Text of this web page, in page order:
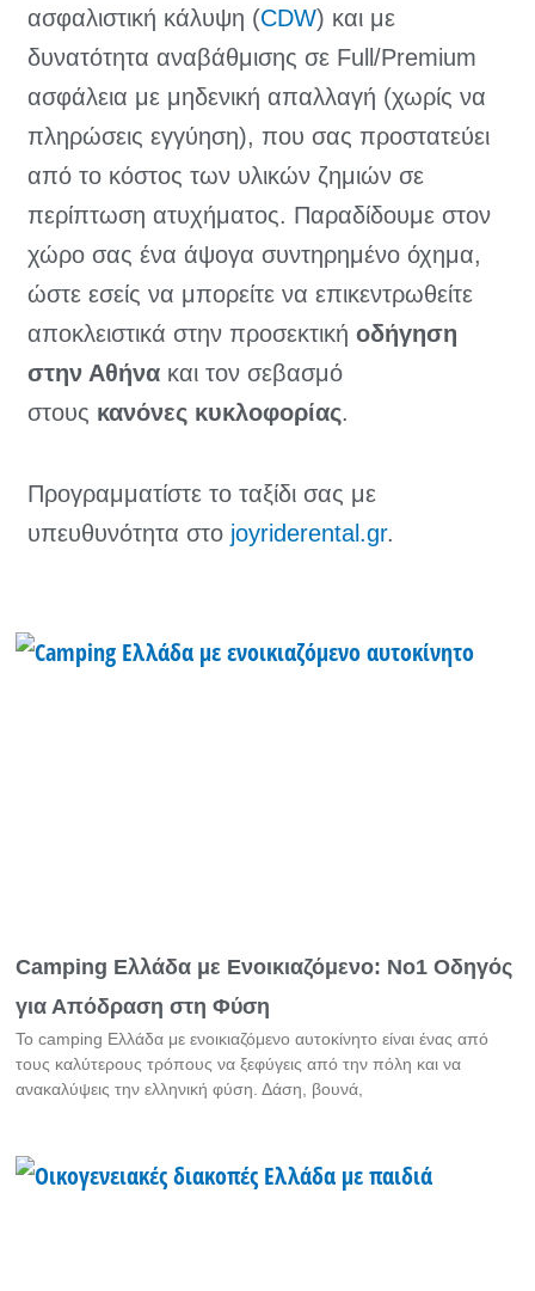
ασφαλιστική κάλυψη (CDW) και με
δυνατότητα αναβάθμισης σε Full/Premium
ασφάλεια με μηδενική απαλλαγή (χωρίς να
πληρώσεις εγγύηση), που σας προστατεύει
από το κόστος των υλικών ζημιών σε
περίπτωση ατυχήματος. Παραδίδουμε στον
χώρο σας ένα άψογα συντηρημένο όχημα,
ώστε εσείς να μπορείτε να επικεντρωθείτε
αποκλειστικά στην προσεκτική οδήγηση
στην Αθήνα και τον σεβασμό
στους κανόνες κυκλοφορίας.
Προγραμματίστε το ταξίδι σας με
υπευθυνότητα στο joyriderental.gr.
Camping Ελλάδα με Ενοικιαζόμενο: Νο1 Οδηγός
για Απόδραση στη Φύση
Το camping Ελλάδα με ενοικιαζόμενο αυτοκίνητο είναι ένας από
τους καλύτερους τρόπους να ξεφύγεις από την πόλη και να
ανακαλύψεις την ελληνική φύση. Δάση, βουνά,